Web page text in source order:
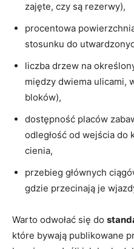
zajęte, czy są rezerwy),
procentowa
stosunku do
liczba drzew na
między dwiema ulicami,
bloków),
dostępność placów
odległość od wejścia do
cienia,
przebieg głównych
gdzie przecinają je
Warto odwołać się do
które bywają publikowane